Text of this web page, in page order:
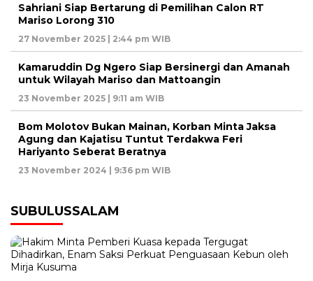
Sahriani Siap Bertarung di Pemilihan Calon RT
Mariso Lorong 310
27 November 2025 | 2:44 pm WIB
Kamaruddin Dg Ngero Siap Bersinergi dan Amanah
untuk Wilayah Mariso dan Mattoangin
23 November 2025 | 9:11 am WIB
Bom Molotov Bukan Mainan, Korban Minta Jaksa
Agung dan Kajatisu Tuntut Terdakwa Feri
Hariyanto Seberat Beratnya
23 November 2024 | 9:36 pm WIB
SUBULUSSALAM